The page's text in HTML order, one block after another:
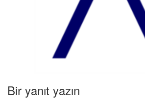
Bir yanıt yazın